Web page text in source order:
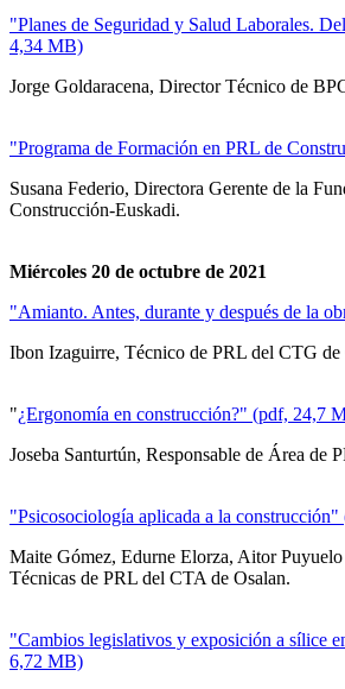
"Planes de Seguridad y Salud Laborales.
4,34 MB)
Jorge Goldaracena, Director Técnico de
"Programa de Formación en PRL de
Susana Federio, Directora Gerente de la
Construcción-Euskadi.
Miércoles 20 de octubre de 2021
"Amianto. Antes, durante y después de la
Ibon Izaguirre, Técnico de PRL del CTG de
"¿Ergonomía en construcción?" (pdf, 24,7
Joseba Santurtún, Responsable de Área de
"Psicosociología aplicada a la
Maite Gómez, Edurne Elorza, Aitor
Técnicas de PRL del CTA de Osalan.
"Cambios legislativos y exposición a sílice
6,72 MB)